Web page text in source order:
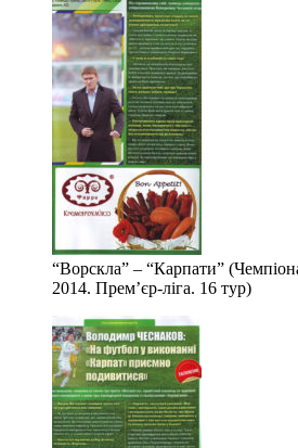
“Ворскла” – “Карпати”
2014. Прем’єр-ліга. 16 тур)